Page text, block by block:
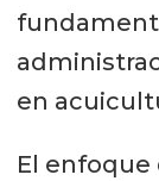
en
El enfoque